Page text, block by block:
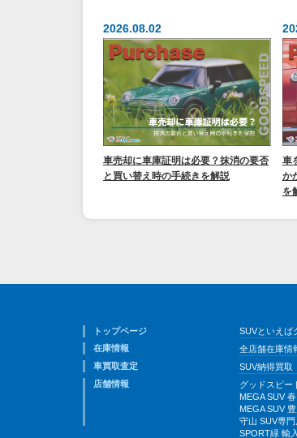
2026.08.02
車売却に車庫証明は必要？抹消の要否
と買い替え時の手続きを解説
車
か
を
トップページ
SUVといえば
在庫情報
全店舗在庫情
車買取査定
SUV納得買取
店舗情報
グッドスピー
MEGA SUV
MEGA SUV
守山 SUV専門
SPORT緑 輸